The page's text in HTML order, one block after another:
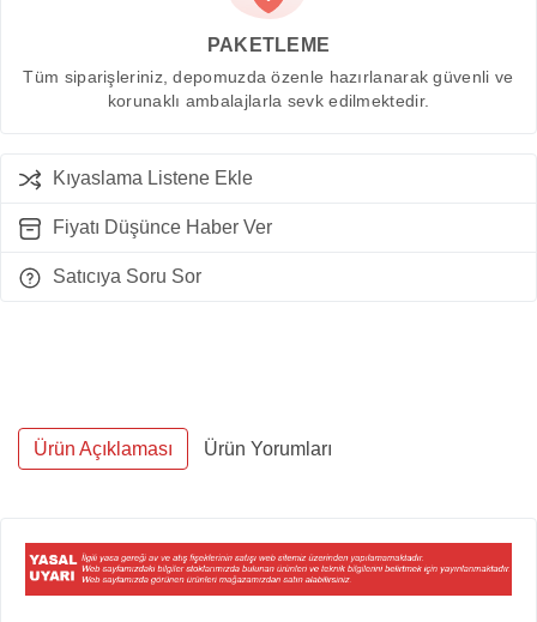
PAKETLEME
Tüm siparişleriniz, depomuzda özenle hazırlanarak güvenli ve
korunaklı ambalajlarla sevk edilmektedir.
Kıyaslama Listene Ekle
Fiyatı Düşünce Haber Ver
Satıcıya Soru Sor
Ürün Açıklaması Ürün Yorumları